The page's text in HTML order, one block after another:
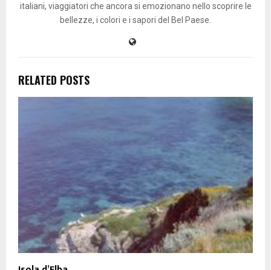
italiani, viaggiatori che ancora si emozionano nello scoprire le
bellezze, i colori e i sapori del Bel Paese.
RELATED POSTS